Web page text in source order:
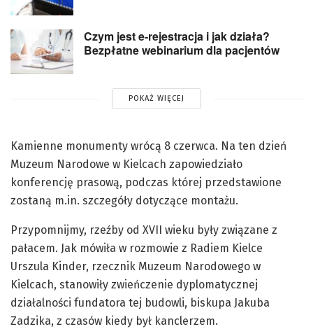
Czym jest e-rejestracja i jak działa?
Bezpłatne webinarium dla pacjentów
POKAŻ WIĘCEJ
Kamienne monumenty wrócą 8 czerwca. Na ten dzień
Muzeum Narodowe w Kielcach zapowiedziało
konferencję prasową, podczas której przedstawione
zostaną m.in. szczegóły dotyczące montażu.
Przypomnijmy, rzeźby od XVII wieku były związane z
pałacem. Jak mówiła w rozmowie z Radiem Kielce
Urszula Kinder, rzecznik Muzeum Narodowego w
Kielcach, stanowiły zwieńczenie dyplomatycznej
działalności fundatora tej budowli, biskupa Jakuba
Zadzika, z czasów kiedy był kanclerzem.